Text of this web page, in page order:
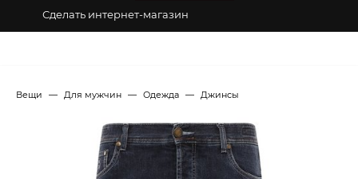
Сделать интернет-магазин
Вещи Для мужчин Одежда Джинсы